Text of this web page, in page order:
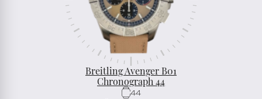
Breitling Avenger B01
Chronograph 44
44